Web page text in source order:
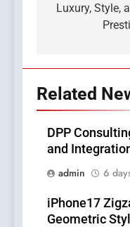
Luxury, Style,
Related
DPP
and
admin
6
iPhone17
Geometric